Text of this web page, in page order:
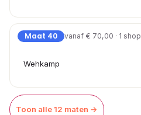
Maat 40 vanaf € 70,00 · 1 shop
Wehkamp
Toon alle 12 maten →